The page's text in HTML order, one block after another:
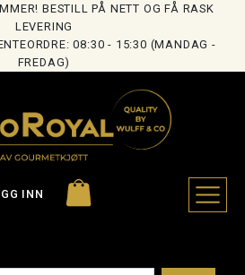
BESTILL PÅ NETT OG FÅ RASK
LEVERING
08:30 - 15:30 (MANDAG -
FREDAG)
INN